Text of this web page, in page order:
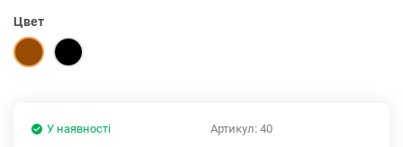
Цвет
Артикул: 40
У наявності